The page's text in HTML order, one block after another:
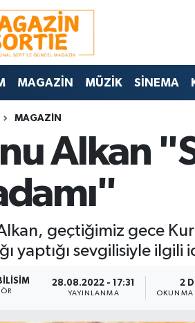
MAGAZİN MÜZİK SİNEMA
MAGAZİN
Alkan
geçtiğimiz gece
yaptığı sevgilisiyle
28.08.2022 - 17:31
YAYINLANMA
2
OKUNMA
ve Fikstür